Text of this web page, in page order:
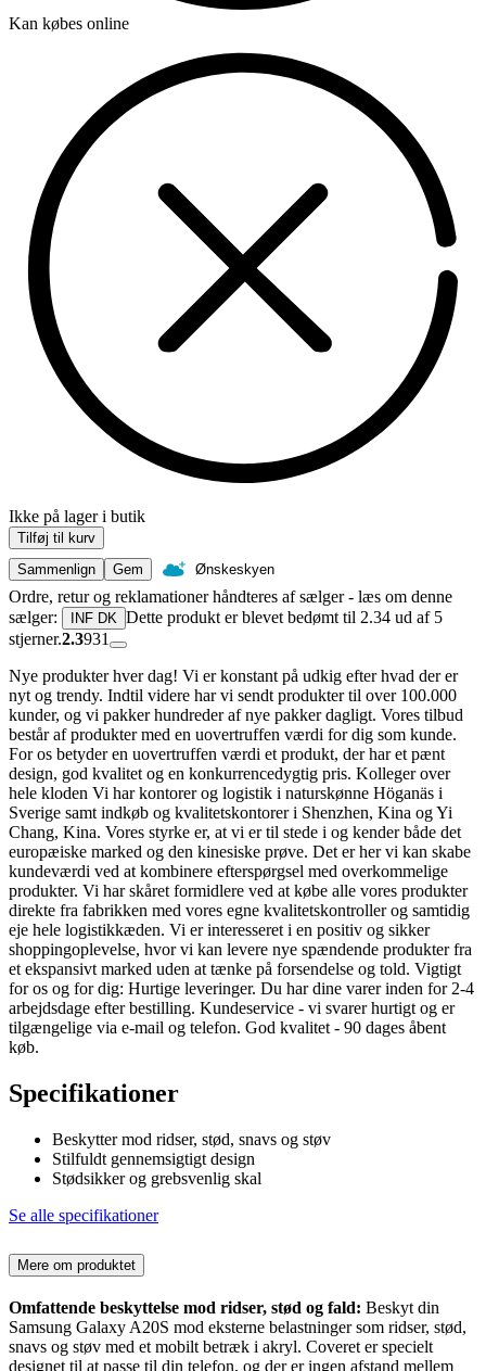
Kan købes online
Ikke på lager i butik
Tilføj til kurv
Sammenlign
Gem Ønskeskyen
Ordre, retur og reklamationer håndteres af sælger - læs om denne
sælger:
INF DK Dette produkt er blevet bedømt til 2.34 ud af 5
stjerner.2.3931
Nye produkter hver dag! Vi er konstant på udkig efter hvad der er
nyt og trendy. Indtil videre har vi sendt produkter til over 100.000
kunder, og vi pakker hundreder af nye pakker dagligt. Vores tilbud
består af produkter med en uovertruffen værdi for dig som kunde.
For os betyder en uovertruffen værdi et produkt, der har et pænt
design, god kvalitet og en konkurrencedygtig pris. Kolleger over
hele kloden Vi har kontorer og logistik i naturskønne Höganäs i
Sverige samt indkøb og kvalitetskontorer i Shenzhen, Kina og Yi
Chang, Kina. Vores styrke er, at vi er til stede i og kender både det
europæiske marked og den kinesiske prøve. Det er her vi kan skabe
kundeværdi ved at kombinere efterspørgsel med overkommelige
produkter. Vi har skåret formidlere ved at købe alle vores produkter
direkte fra fabrikken med vores egne kvalitetskontroller og samtidig
eje hele logistikkæden. Vi er interesseret i en positiv og sikker
shoppingoplevelse, hvor vi kan levere nye spændende produkter fra
et ekspansivt marked uden at tænke på forsendelse og told. Vigtigt
for os og for dig: Hurtige leveringer. Du har dine varer inden for 2-4
arbejdsdage efter bestilling. Kundeservice - vi svarer hurtigt og er
tilgængelige via e-mail og telefon. God kvalitet - 90 dages åbent
køb.
Specifikationer
Beskytter mod ridser, stød, snavs og støv
Stilfuldt gennemsigtigt design
Stødsikker og grebsvenlig skal
Se alle specifikationer
Mere om produktet
Omfattende beskyttelse mod ridser, stød og fald: Beskyt din
Samsung Galaxy A20S mod eksterne belastninger som ridser, stød,
snavs og støv med et mobilt betræk i akryl. Coveret er specielt
designet til at passe til din telefon, og der er ingen afstand mellem